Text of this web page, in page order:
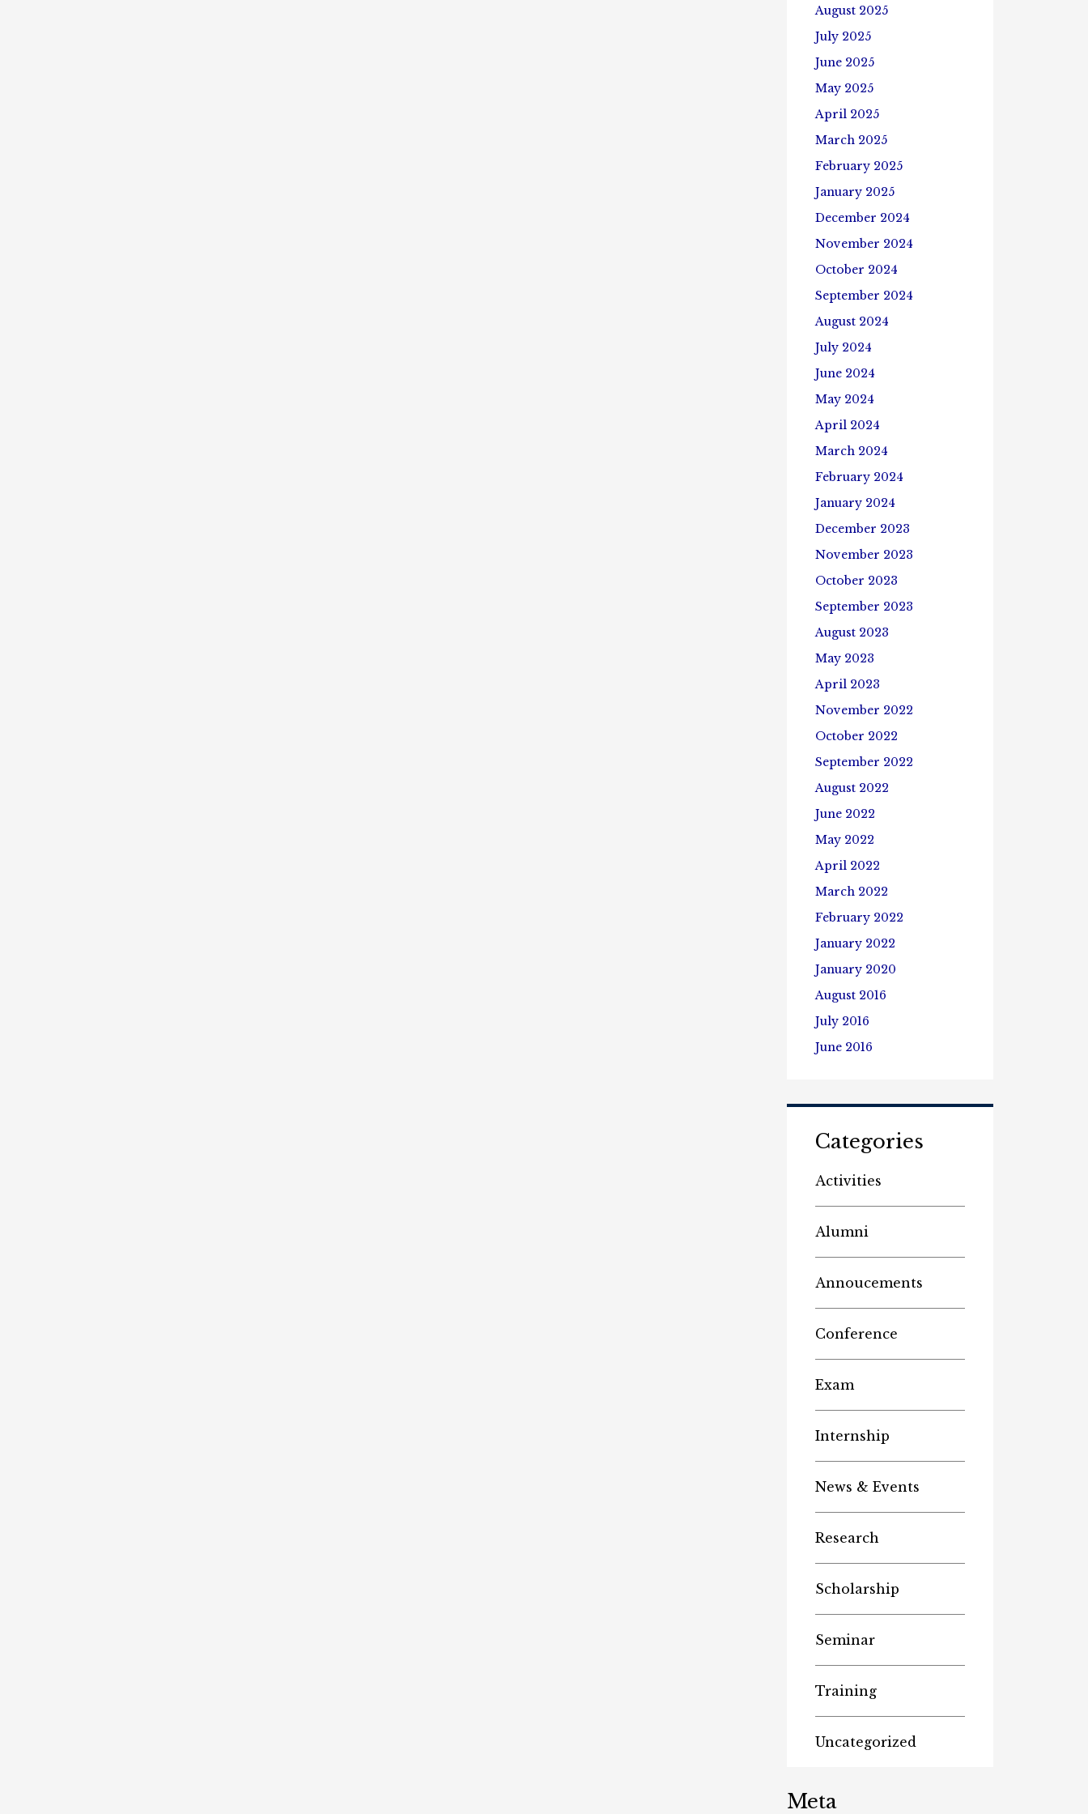
August 2025
July 2025
June 2025
May 2025
April 2025
March 2025
February 2025
January 2025
December 2024
November 2024
October 2024
September 2024
August 2024
July 2024
June 2024
May 2024
April 2024
March 2024
February 2024
January 2024
December 2023
November 2023
October 2023
September 2023
August 2023
May 2023
April 2023
November 2022
October 2022
September 2022
August 2022
June 2022
May 2022
April 2022
March 2022
February 2022
January 2022
January 2020
August 2016
July 2016
June 2016
Categories
Activities
Alumni
Annoucements
Conference
Exam
Internship
News & Events
Research
Scholarship
Seminar
Training
Uncategorized
Meta